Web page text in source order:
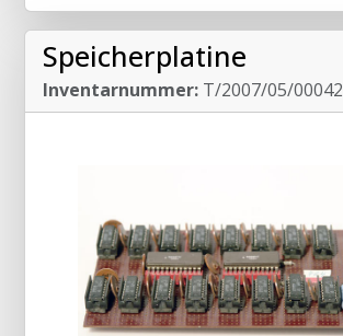
Speicherplatine
Inventarnummer: T/2007/05/00042